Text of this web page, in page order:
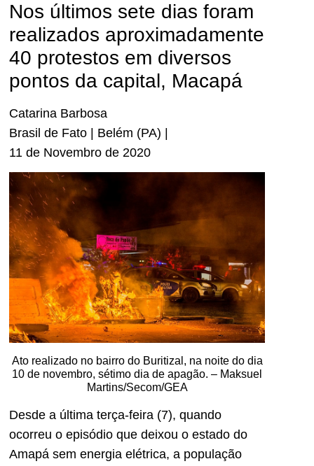
Nos últimos sete dias foram
realizados aproximadamente
40 protestos em diversos
pontos da capital, Macapá
Catarina Barbosa
Brasil de Fato | Belém (PA) |
11 de Novembro de 2020
Ato realizado no bairro do Buritizal, na noite do dia
10 de novembro, sétimo dia de apagão. – Maksuel
Martins/Secom/GEA
Desde a última terça-feira (7), quando
ocorreu o episódio que deixou o estado do
Amapá sem energia elétrica, a população